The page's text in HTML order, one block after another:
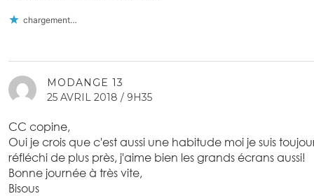
chargement…
MODANGE 13
25 AVRIL 2018 / 9H35
CC copine,
Oui je crois que c'est aussi une habitude moi je suis
réfléchi de plus près, j'aime bien les grands écrans aussi!
Bonne journée à très vite,
Bisous